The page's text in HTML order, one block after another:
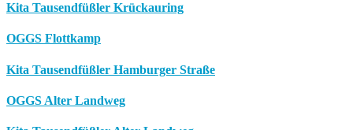
Kita Tausendfüßler Krückauring
OGGS Flottkamp
Kita Tausendfüßler Hamburger Straße
OGGS Alter Landweg